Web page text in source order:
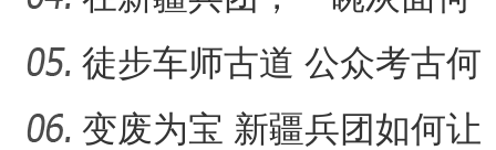
以暖心暖胃？
徒步车师古道 公众考古何
以成为“盘活”新疆文化遗
变废为宝 新疆兵团如何让